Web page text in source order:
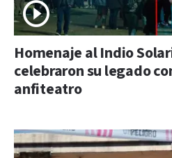
Homenaje al Indio
celebraron su legado
anfiteatro